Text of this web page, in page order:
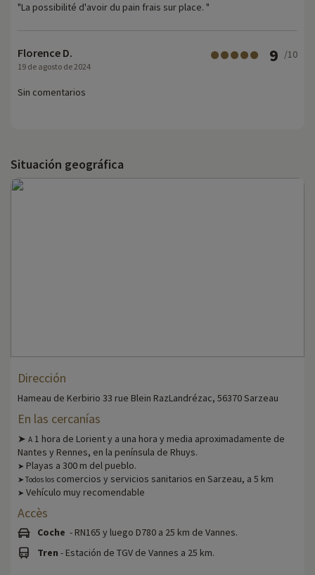
"La possibilité d'avoir du pain frais sur place. "
Florence D.
19 de agosto de 2024
9 /10
Sin comentarios
Situación geográfica
Dirección
Hameau de Kerbirio 33 rue Blein RazLandrézac, 56370 Sarzeau
En las cercanías
➤ A 1 hora de Lorient y a una hora y media aproximadamente de
Nantes y Rennes, en la península de Rhuys.
➤ Playas a 300 m del pueblo.
➤ Todos los comercios y servicios sanitarios en Sarzeau, a 5 km
➤ Vehículo muy recomendable
Accès
Coche - RN165 y luego D780 a 25 km de Vannes.
Tren - Estación de TGV de Vannes a 25 km.